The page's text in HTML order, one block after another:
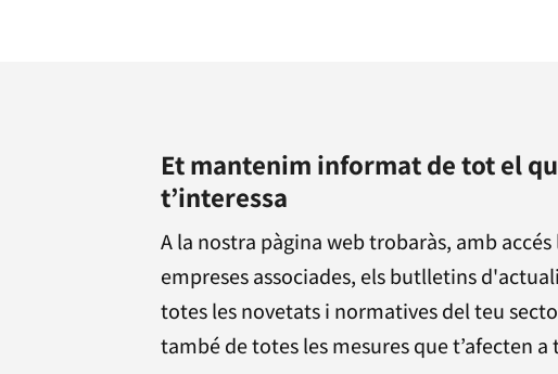
Et mantenim informat de tot el
t’interessa
A la nostra pàgina web trobaràs, amb
empreses associades, els butlletins
totes les novetats i normatives del teu
també de totes les mesures que t’afecten a